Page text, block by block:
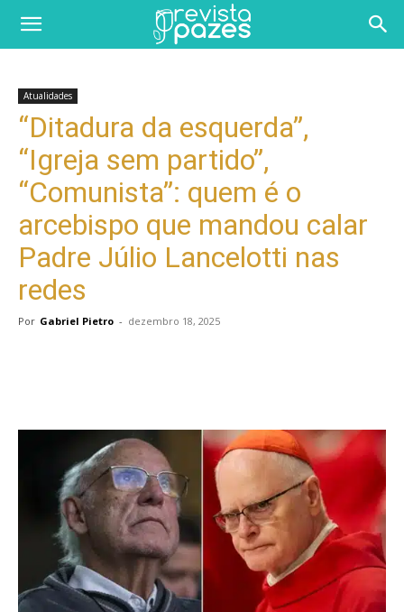
Atualidades
“Ditadura da esquerda”,
“Igreja sem partido”,
“Comunista”: quem é o
arcebispo que mandou calar
Padre Júlio Lancelotti nas
redes
Por Gabriel Pietro - dezembro 18, 2025